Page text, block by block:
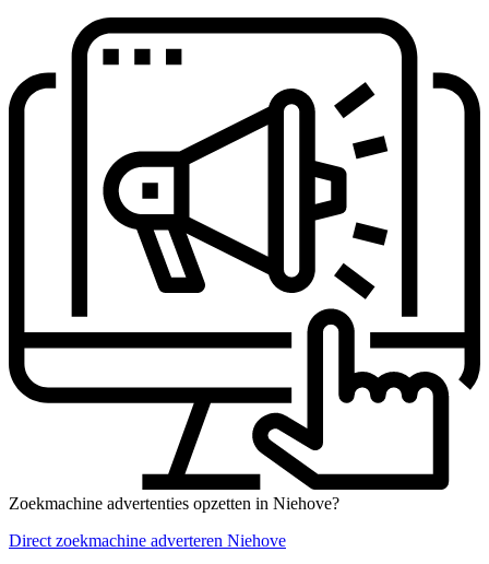
Zoekmachine advertenties opzetten in Niehove?
Direct zoekmachine adverteren Niehove